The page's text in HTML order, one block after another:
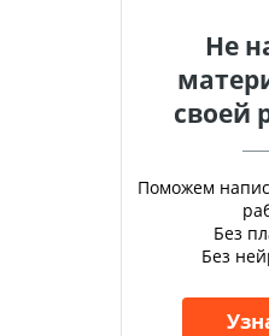
Не
своей
Поможем
Без
Без